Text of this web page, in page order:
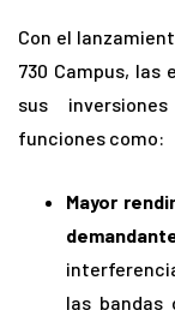
Con el
730 Campus, las
sus
funciones como:
Mayor
las bandas